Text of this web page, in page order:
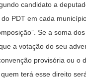
candidato a
PDT em cada
Se a soma
a votação do seu
provisória ou o
terá esse direito